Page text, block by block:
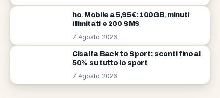
ho. Mobile a 5,95€: 100GB, minuti
illimitati e 200 SMS
7 Agosto 2026
Cisalfa Back to Sport: sconti fino al
50% su tutto lo sport
7 Agosto 2026